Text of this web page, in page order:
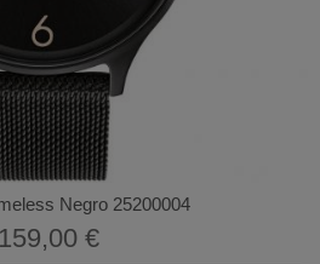
Negro 25200004
159,00 €